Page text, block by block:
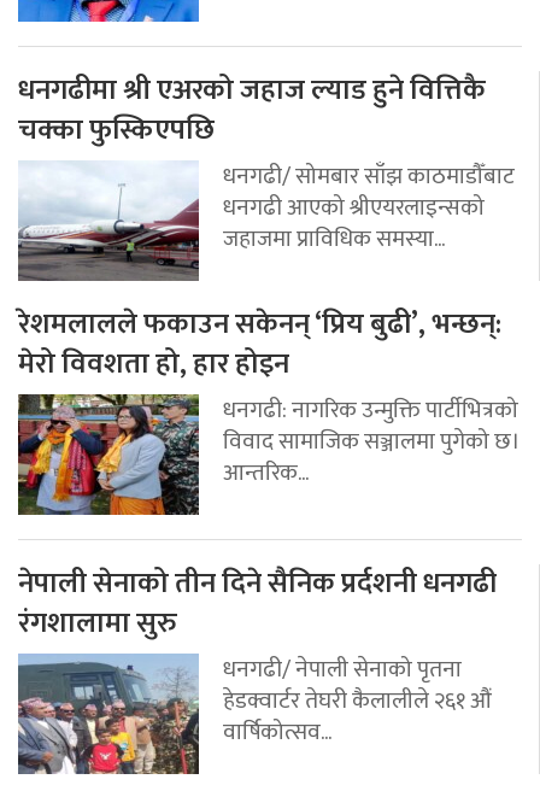
धनगढीमा श्री एअरको जहाज ल्याड हुने वित्तिकै
चक्का फुस्किएपछि
धनगढी/ सोमबार साँझ काठमाडौँबाट
धनगढी आएको श्रीएयरलाइन्सको
जहाजमा प्राविधिक समस्या...
रेशमलालले फकाउन सकेनन् ‘प्रिय बुढी’, भन्छन्:
मेरो विवशता हो, हार होइन
धनगढी: नागरिक उन्मुक्ति पार्टीभित्रको
विवाद सामाजिक सञ्जालमा पुगेको छ।
आन्तरिक...
नेपाली सेनाको तीन दिने सैनिक प्रर्दशनी धनगढी
रंगशालामा सुरु
धनगढी/ नेपाली सेनाको पृतना
हेडक्वार्टर तेघरी कैलालीले २६१ औं
वार्षिकोत्सव...